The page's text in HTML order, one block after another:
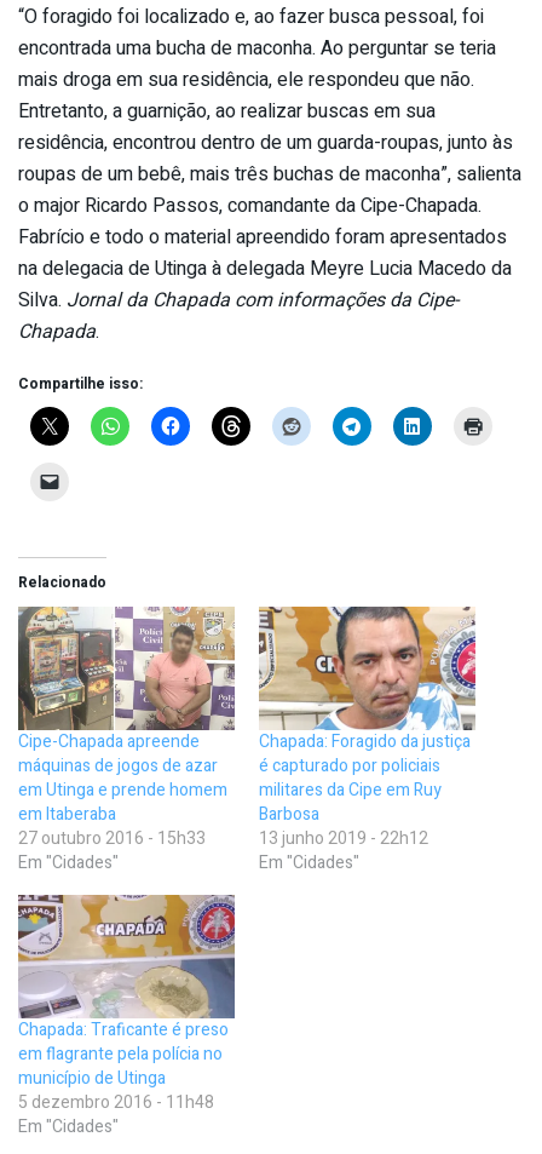
“O foragido foi localizado e, ao fazer busca pessoal, foi
encontrada uma bucha de maconha. Ao perguntar se teria
mais droga em sua residência, ele respondeu que não.
Entretanto, a guarnição, ao realizar buscas em sua
residência, encontrou dentro de um guarda-roupas, junto às
roupas de um bebê, mais três buchas de maconha”, salienta
o major Ricardo Passos, comandante da Cipe-Chapada.
Fabrício e todo o material apreendido foram apresentados
na delegacia de Utinga à delegada Meyre Lucia Macedo da
Silva. Jornal da Chapada com informações da Cipe-
Chapada.
Compartilhe isso:
Relacionado
Cipe-Chapada apreende
máquinas de jogos de azar
em Utinga e prende homem
em Itaberaba
27 outubro 2016 - 15h33
Em "Cidades"
Chapada: Foragido da justiça
é capturado por policiais
militares da Cipe em Ruy
Barbosa
13 junho 2019 - 22h12
Em "Cidades"
Chapada: Traficante é preso
em flagrante pela polícia no
município de Utinga
5 dezembro 2016 - 11h48
Em "Cidades"